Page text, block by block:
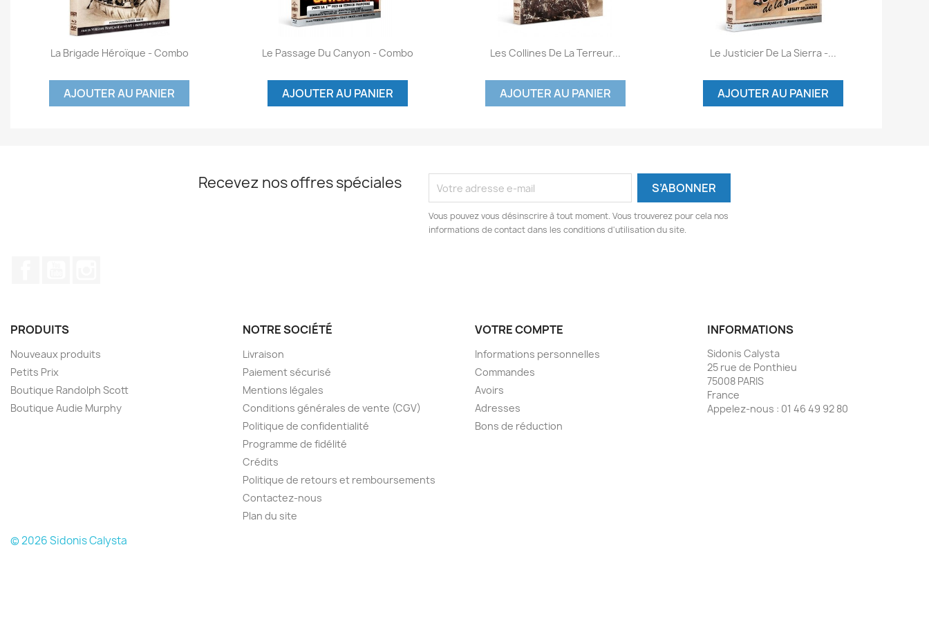
Aperçu rapide
La Brigade Héroïque - Combo
AJOUTER AU PANIER
Aperçu rapide
Le Passage Du Canyon - Combo
AJOUTER AU PANIER
Aperçu rapide
Les Collines De La Terreur...
AJOUTER AU PANIER
Aperçu rapide
Le Justicier De La Sierra -...
AJOUTER AU PANIER
Recevez nos offres spéciales
Vous pouvez vous désinscrire à tout moment. Vous trouverez pour cela nos
informations de contact dans les conditions d'utilisation du site.
PRODUITS
Nouveaux produits
Petits Prix
Boutique Randolph Scott
Boutique Audie Murphy
NOTRE SOCIÉTÉ
Livraison
Paiement sécurisé
Mentions légales
Conditions générales de vente (CGV)
Politique de confidentialité
Programme de fidélité
Crédits
Politique de retours et remboursements
Contactez-nous
Plan du site
VOTRE COMPTE
Informations personnelles
Commandes
Avoirs
Adresses
Bons de réduction
INFORMATIONS
Sidonis Calysta
25 rue de Ponthieu
75008 PARIS
France
Appelez-nous : 01 46 49 92 80
© 2026 Sidonis Calysta